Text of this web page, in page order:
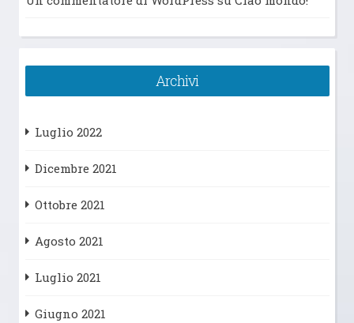
Archivi
Luglio 2022
Dicembre 2021
Ottobre 2021
Agosto 2021
Luglio 2021
Giugno 2021